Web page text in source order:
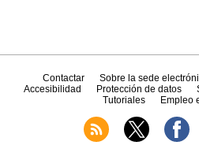
Contactar Sobre la sede
Accesibilidad
Protección de datos
Tutoriales
Empleo